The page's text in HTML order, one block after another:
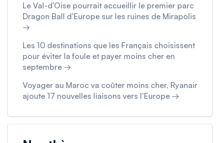
Le Val-d’Oise pourrait accueillir le premier parc
Dragon Ball d’Europe sur les ruines de Mirapolis
→
Les 10 destinations que les Français choisissent
pour éviter la foule et payer moins cher en
septembre →
Voyager au Maroc va coûter moins cher, Ryanair
ajoute 17 nouvelles liaisons vers l’Europe →